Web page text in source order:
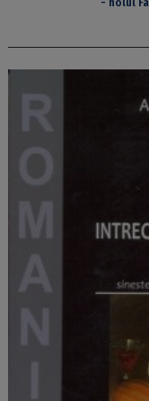
- holul